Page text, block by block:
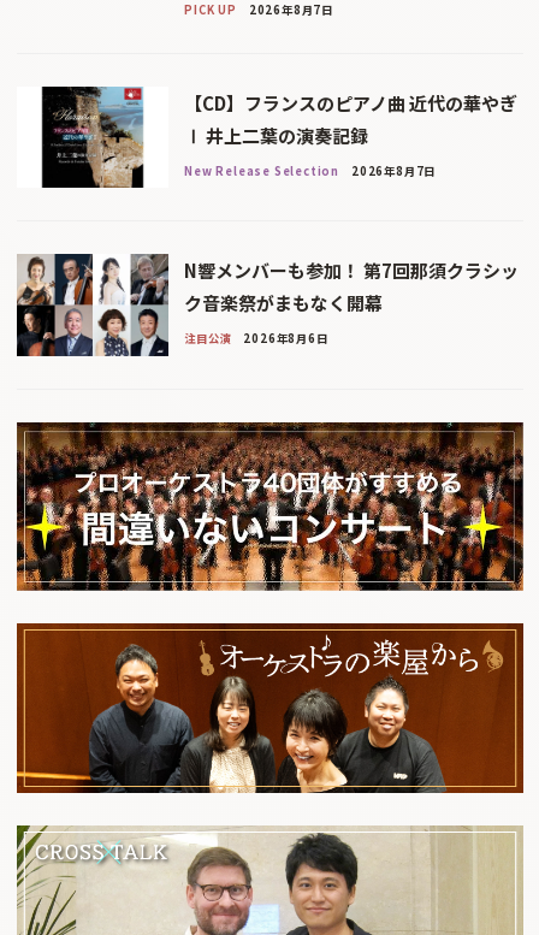
PICK UP 2026年8月7日
【CD】フランスのピアノ曲 近代の華やぎ
Ⅰ 井上二葉の演奏記録
New Release Selection 2026年8月7日
N響メンバーも参加！ 第7回那須クラシッ
ク音楽祭がまもなく開幕
注目公演 2026年8月6日